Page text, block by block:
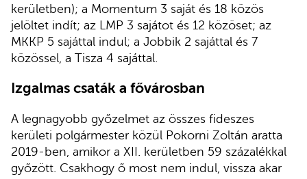
kerületben); a Momentum 3 saját és 18 közös
jelöltet indít; az LMP 3 sajátot és 12 közöset; az
MKKP 5 sajáttal indul; a Jobbik 2 sajáttal és 7
közössel, a Tisza 4 sajáttal.
Izgalmas csaták a fővárosban
A legnagyobb győzelmet az összes fideszes
kerületi polgármester közül Pokorni Zoltán aratta
2019-ben, amikor a XII. kerületben 59 százalékkal
győzött. Csakhogy ő most nem indul, vissza akar